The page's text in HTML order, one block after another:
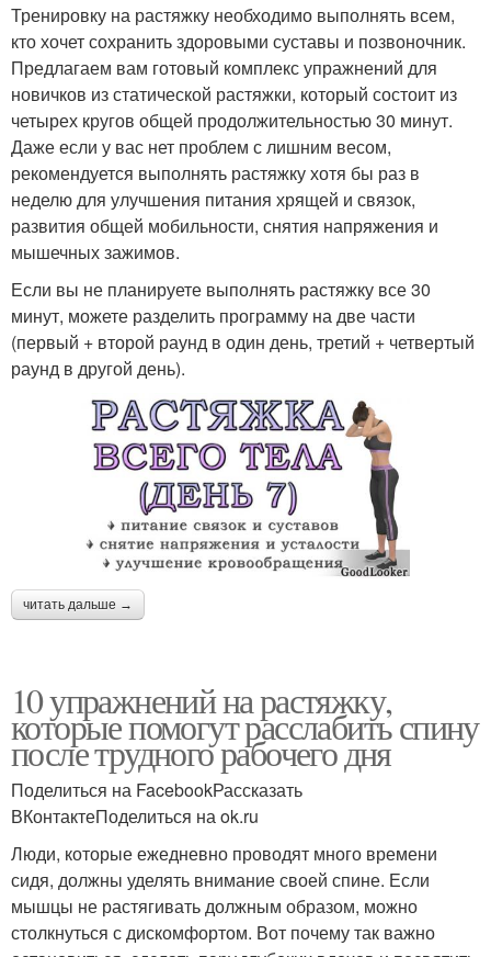
Тренировку на растяжку необходимо выполнять всем,
кто хочет сохранить здоровыми суставы и позвоночник.
Предлагаем вам готовый комплекс упражнений для
новичков из статической растяжки, который состоит из
четырех кругов общей продолжительностью 30 минут.
Даже если у вас нет проблем с лишним весом,
рекомендуется выполнять растяжку хотя бы раз в
неделю для улучшения питания хрящей и связок,
развития общей мобильности, снятия напряжения и
мышечных зажимов.
Если вы не планируете выполнять растяжку все 30
минут, можете разделить программу на две части
(первый + второй раунд в один день, третий + четвертый
раунд в другой день).
читать дальше →
10 упражнений на растяжку,
которые помогут расслабить спину
после трудного рабочего дня
Поделиться на FacebookРассказать
ВКонтактеПоделиться на ok.ru
Люди, которые ежедневно проводят много времени
сидя, должны уделять внимание своей спине. Если
мышцы не растягивать должным образом, можно
столкнуться с дискомфортом. Вот почему так важно